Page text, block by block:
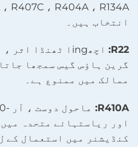
انتخاب ہیں۔
R22:
گرین ہاؤس گیس سمجھا
ممالک میں ممنوع ہے۔
R410A:
اور ریاستہائے متحدہ